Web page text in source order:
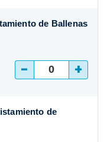
de Ballenas
- +
de